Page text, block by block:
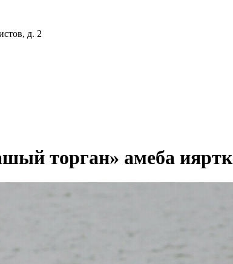
д. 2
торган» амеба